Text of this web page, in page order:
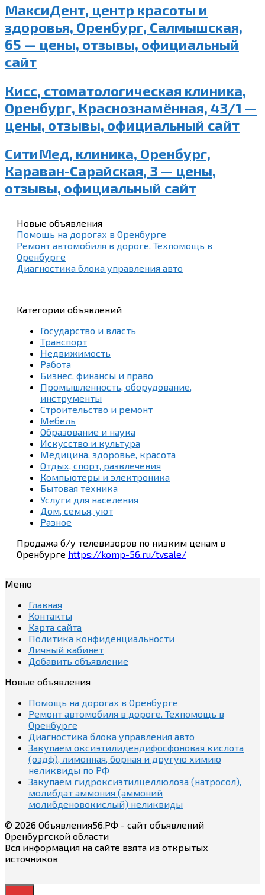
МаксиДент, центр красоты и
здоровья, Оренбург, Салмышская,
65 — цены, отзывы, официальный
сайт
Кисс, стоматологическая клиника,
Оренбург, Краснознамённая, 43/1 —
цены, отзывы, официальный сайт
СитиМед, клиника, Оренбург,
Караван-Сарайская, 3 — цены,
отзывы, официальный сайт
Новые объявления
Помощь на дорогах в Оренбурге
Ремонт автомобиля в дороге. Техпомощь в
Оренбурге
Диагностика блока управления авто
Категории объявлений
Государство и власть
Транспорт
Недвижимость
Работа
Бизнес, финансы и право
Промышленность, оборудование,
инструменты
Строительство и ремонт
Мебель
Образование и наука
Искусство и культура
Медицина, здоровье, красота
Отдых, спорт, развлечения
Компьютеры и электроника
Бытовая техника
Услуги для населения
Дом, семья, уют
Разное
Продажа б/у телевизоров по низким ценам в
Оренбурге https://komp-56.ru/tvsale/
Меню
Главная
Контакты
Карта сайта
Политика конфиденциальности
Личный кабинет
Добавить объявление
Новые объявления
Помощь на дорогах в Оренбурге
Ремонт автомобиля в дороге. Техпомощь в
Оренбурге
Диагностика блока управления авто
Закупаем оксиэтилидендифосфоновая кислота
(оэдф), лимонная, борная и другую химию
неликвиды по РФ
Закупаем гидроксиэтилцеллюлоза (натросол),
молибдат аммония (аммоний
молибденовокислый) неликвиды
© 2026 Объявления56.РФ - сайт объявлений
Оренбургской области
Вся информация на сайте взята из открытых
источников